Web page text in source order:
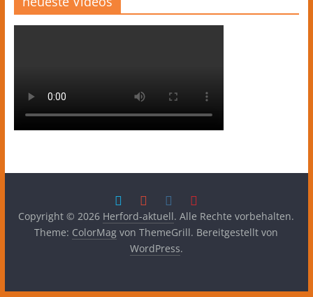
Copyright © 2026 Herford-aktuell. Alle Rechte vorbehalten.
Theme: ColorMag von ThemeGrill. Bereitgestellt von
WordPress.